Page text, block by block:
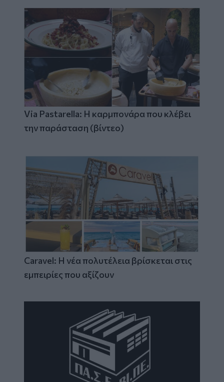
Via Pastarella: Η καρμπονάρα που κλέβει
την παράσταση (βίντεο)
Caravel: Η νέα πολυτέλεια βρίσκεται στις
εμπειρίες που αξίζουν